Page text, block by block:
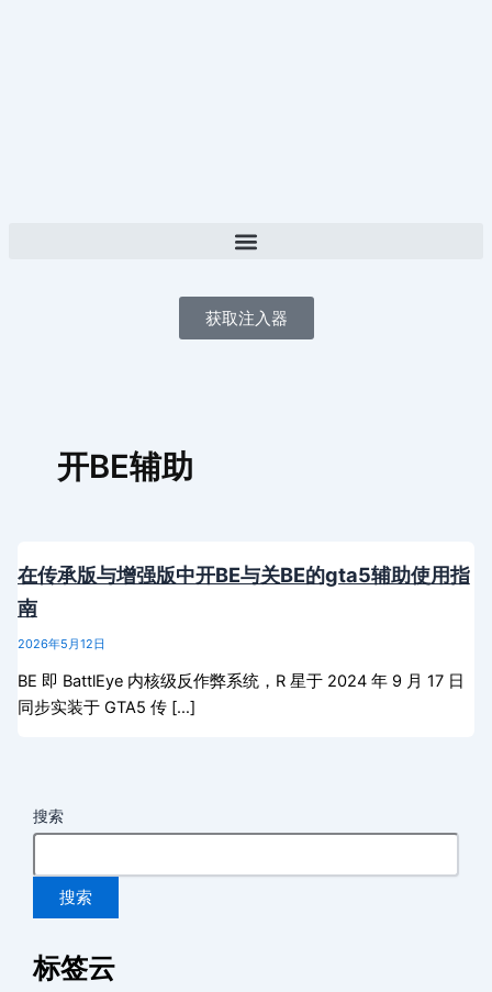
获取注入器
开BE辅助
在传承版与增强版中开BE与关BE的gta5辅助使用指
南
2026年5月12日
BE 即 BattlEye 内核级反作弊系统，R 星于 2024 年 9 月 17 日
同步实装于 GTA5 传 […]
搜索
搜索
标签云